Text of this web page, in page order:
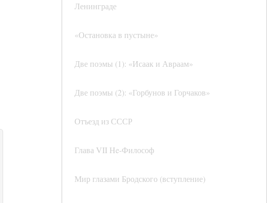
Ленинграде
«Остановка в пустыне»
Две поэмы (1): «Исаак и Авраам»
Две поэмы (2): «Горбунов и Горчаков»
Отъезд из СССР
Глава VII Нe-Философ
Мир глазами Бродского (вступление)